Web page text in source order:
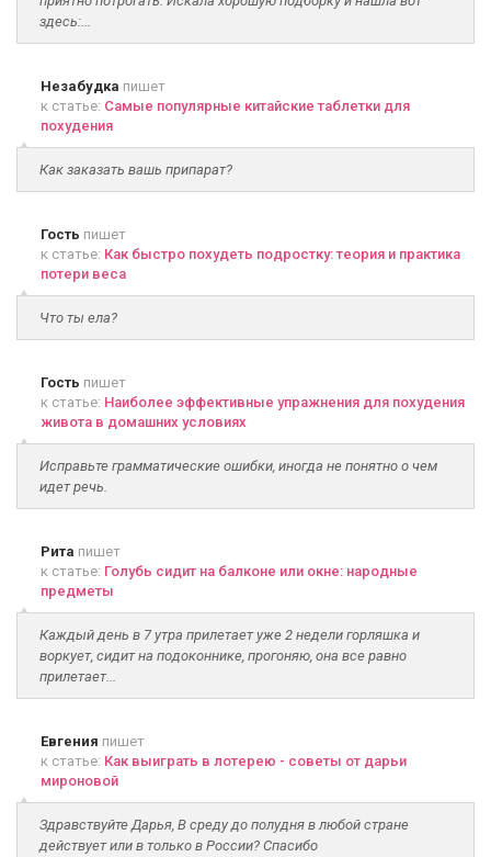
здесь:...
Незабудка пишет
к статье: Самые популярные китайские таблетки для
похудения
Как заказать вашь припарат?
Гость пишет
к статье: Как быстро похудеть подростку: теория и практика
потери веса
Что ты ела?
Гость пишет
к статье: Наиболее эффективные упражнения для похудения
живота в домашних условиях
Исправьте грамматические ошибки, иногда не понятно о чем
идет речь.
Рита пишет
к статье: Голубь сидит на балконе или окне: народные
предметы
Каждый день в 7 утра прилетает уже 2 недели горляшка и
воркует, сидит на подоконнике, прогоняю, она все равно
прилетает...
Евгения пишет
к статье: Как выиграть в лотерею - советы от дарьи
мироновой
Здравствуйте Дарья, В среду до полудня в любой стране
действует или в только в России? Спасибо